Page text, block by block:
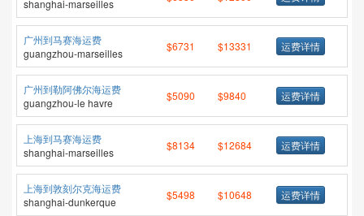
shanghai-marseilles
广州到马赛海运费
guangzhou-marseilles
$6731 $13331 运费详情
广州到勒阿佛尔海运费
guangzhou-le havre
$5090 $9840 运费详情
上海到马赛海运费
shanghai-marseilles
$8134 $12684 运费详情
上海到敦刻尔克海运费
shanghai-dunkerque
$5498 $10648 运费详情